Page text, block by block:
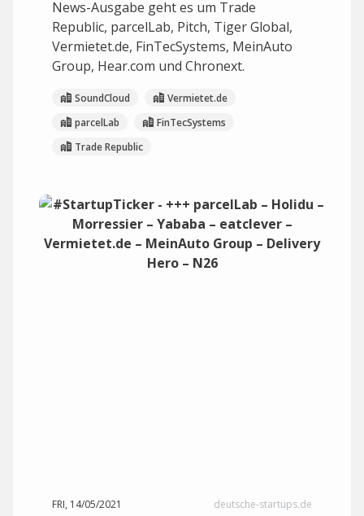
News-Ausgabe geht es um Trade
Republic, parcelLab, Pitch, Tiger Global,
Vermietet.de, FinTecSystems, MeinAuto
Group, Hear.com und Chronext.
SoundCloud
Vermietet.de
parcelLab
FinTecSystems
Trade Republic
FRI, 14/05/2021 deutsche-startups.de